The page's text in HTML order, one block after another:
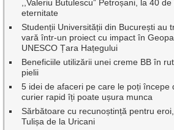
,,Valeriu Butulescu” Petroșani, la 40
eternitate
Studenții Universității din București au
vară într-un proiect cu impact în
UNESCO Țara Hațegului
Beneficiile utilizării unei creme BB în
pielii
5 idei de afaceri pe care le poți începe
curier rapid îți poate ușura munca
Sărbătoare cu recunoștință pentru
Tulișa de la Uricani